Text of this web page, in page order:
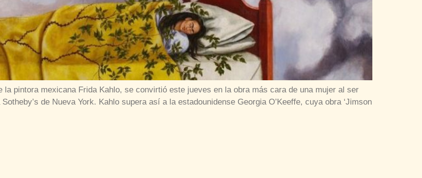
la pintora mexicana Frida Kahlo, se convirtió este jueves en la obra más cara de una mujer al ser
de Nueva York. Kahlo supera así a la estadounidense Georgia O’Keeffe, cuya obra ‘Jimson